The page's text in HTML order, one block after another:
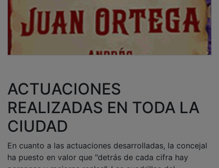
ACTUACIONES
REALIZADAS EN TODA LA
CIUDAD
ha puesto en valor que "detrás de cada cifra hay
personas y mejoras reales". Las cuadrillas del